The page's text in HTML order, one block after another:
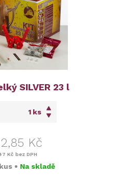
SILVER 23 l
ks
Kč
Kč bez DPH
• Na skladě